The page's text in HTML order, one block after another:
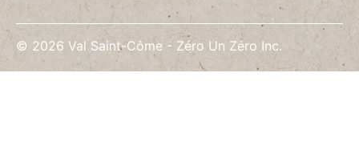
© 2026 Val Saint-Côme - Zéro Un Zéro Inc.